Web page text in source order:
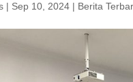
| Sep 10, 2024 | Berita